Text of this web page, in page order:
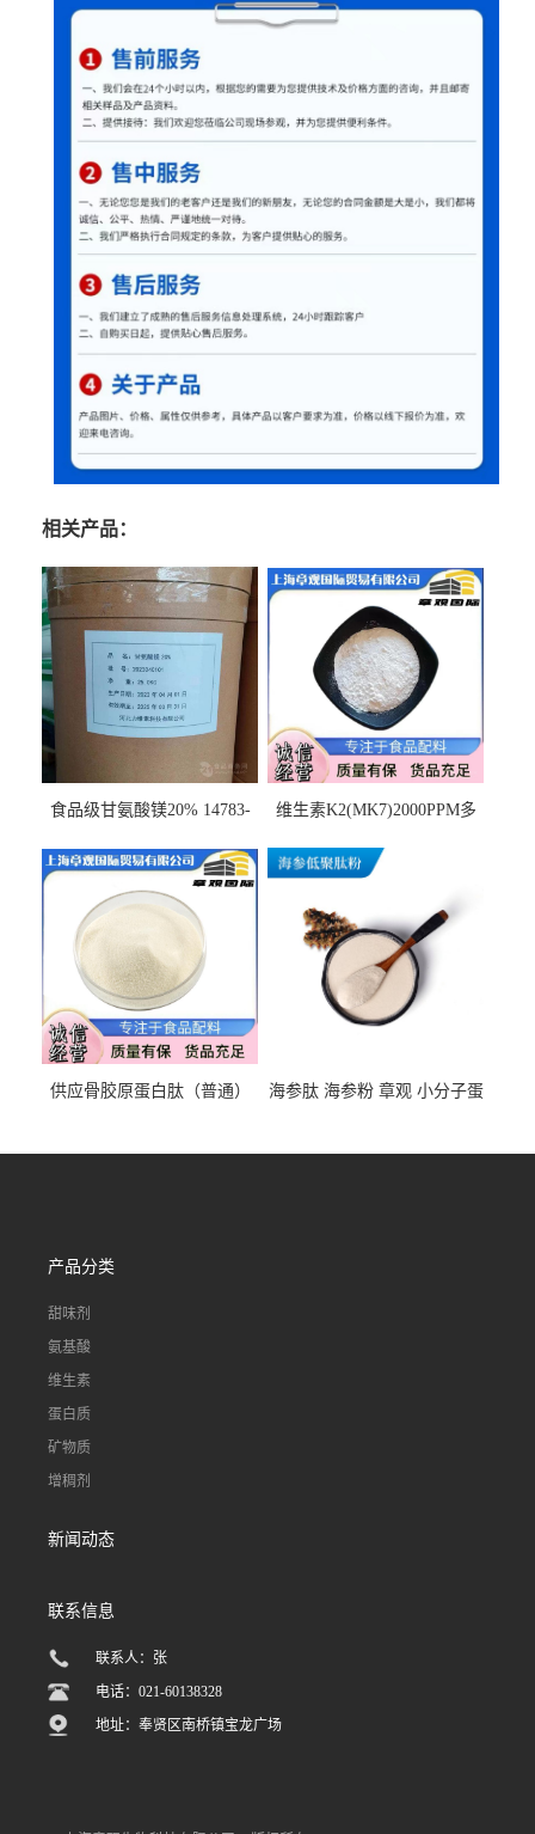
相关产品：
食品级甘氨酸镁20% 14783-
饮料 20%
维生素K2(MK7)2000PPM多
应
供应骨胶原蛋白肽（普通）
海参肽 海参粉 章观 小分子蛋
产品分类
甜味剂
氨基酸
维生素
蛋白质
矿物质
增稠剂
新闻动态
联系信息
联系人：张
电话：021-60138328
地址：奉贤区南桥镇宝龙广场